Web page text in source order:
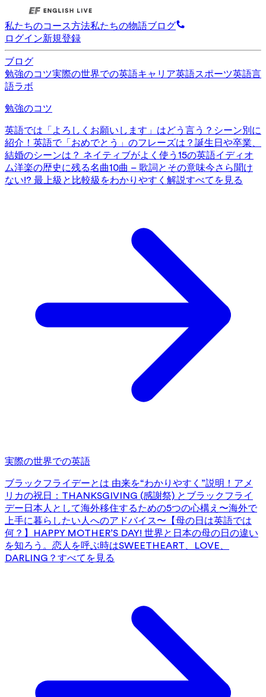
私たちのコース方法私たちの物語ブログ
ログイン新規登録
ブログ
勉強のコツ実際の世界での英語キャリア英語スポーツ英語言
語ラボ
勉強のコツ
英語では「よろしくお願いします」はどう言う？シーン別に
紹介！ 英語で「おめでとう」のフレーズは？誕生日や卒業、
結婚のシーンは？ ネイティブがよく使う15の英語イディオ
ム洋楽の歴史に残る名曲10曲 – 歌詞とその意味今さら聞け
ない!? 最上級と比較級をわかりやすく解説すべてを見る
実際の世界での英語
ブラックフライデーとは 由来を“わかりやすく”説明！ アメ
リカの祝日：THANKSGIVING (感謝祭) とブラックフライ
デー 日本人として海外移住するための5つの心構え〜海外で
上手に暮らしたい人へのアドバイス〜 【母の日は英語では
何？】HAPPY MOTHER’S DAY! 世界と日本の母の日の違い
を知ろう。 恋人を呼ぶ時はSWEETHEART、LOVE、
DARLING？ すべてを見る